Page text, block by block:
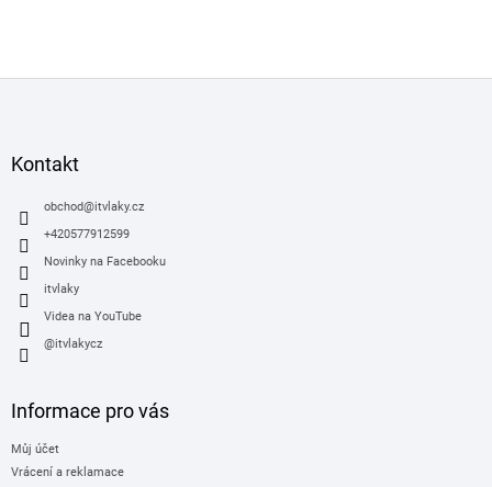
Kontakt
obchod@itvlaky.cz
+420577912599
Novinky na Facebooku
itvlaky
Videa na YouTube
@itvlakycz
Informace pro vás
Můj účet
Vrácení a reklamace